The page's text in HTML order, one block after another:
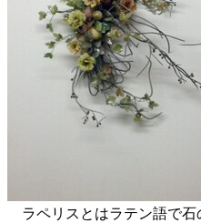
ラペリスとはラテン語で石